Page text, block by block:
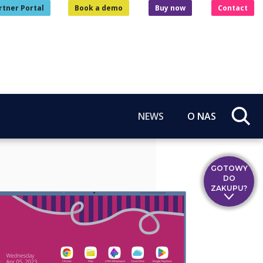
Portal Book a demo Buy now Contact
NEWS O NAS
GOTOWY
DO
ZAKUPU?